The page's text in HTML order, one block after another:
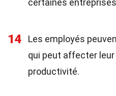
certaines
14
Les employés
qui peut affecter
productivité.